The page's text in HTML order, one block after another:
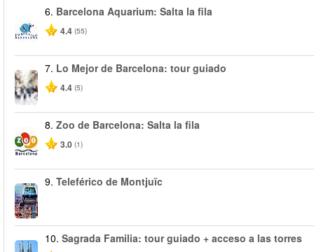
6. Barcelona Aquarium: Salta la fila
4.4 (55)
7. Lo Mejor de Barcelona: tour guiado
4.4 (5)
8. Zoo de Barcelona: Salta la fila
3.0 (1)
9. Teleférico de Montjuïc
10. Sagrada Familia: tour guiado + acceso a las torres